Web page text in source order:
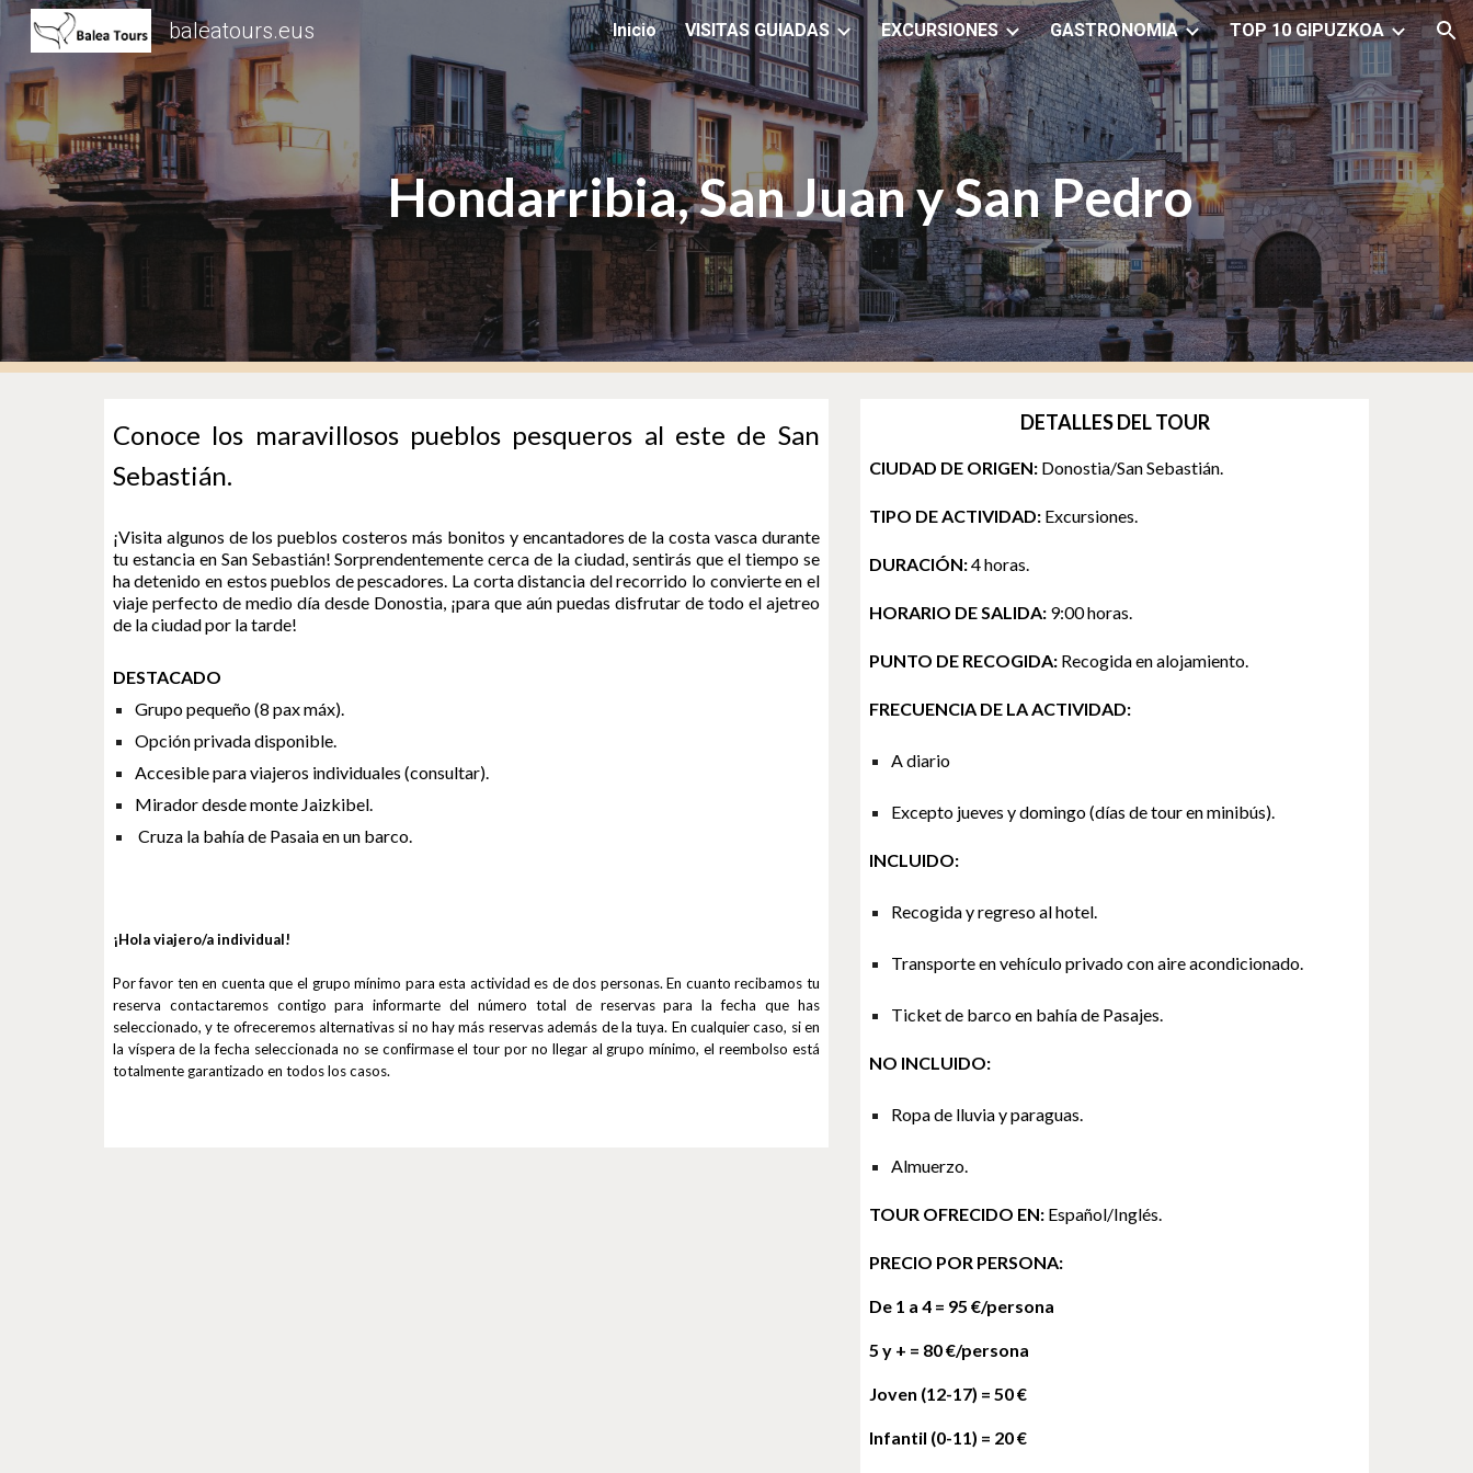
Skip to main content Skip to navigation
baleatours.eus Inicio VISITAS GUIADAS EXCURSIONES GASTRONOMIA TOP 10 GIPUZKOA
Hondarribia, San Juan y San Pedro
Conoce los maravillosos pueblos pesqueros al este de San
Sebastián.
¡Visita algunos de los pueblos costeros más bonitos y encantadores de la costa vasca durante
tu estancia en San Sebastián! Sorprendentemente cerca de la ciudad, sentirás que el tiempo se
ha detenido en estos pueblos de pescadores. La corta distancia del recorrido lo convierte en el
viaje perfecto de medio día desde Donostia, ¡para que aún puedas disfrutar de todo el ajetreo
de la ciudad por la tarde!
DESTACADO
Grupo pequeño (8 pax máx).
Opción privada disponible.
Accesible para viajeros individuales (consultar).
Mirador desde monte Jaizkibel.
Cruza la bahía de Pasaia en un barco.
¡Hola viajero/a individual!
Por favor ten en cuenta que el grupo mínimo para esta actividad es de dos personas. En cuanto recibamos tu
reserva contactaremos contigo para informarte del número total de reservas para la fecha que has
seleccionado, y te ofreceremos alternativas si no hay más reservas además de la tuya. En cualquier caso, si en
la víspera de la fecha seleccionada no se confirmase el tour por no llegar al grupo mínimo, el reembolso está
totalmente garantizado en todos los casos.
DETALLES DEL TOUR
CIUDAD DE ORIGEN: Donostia/San Sebastián.
TIPO DE ACTIVIDAD: Excursiones.
DURACIÓN:4 horas.
HORARIO DE SALIDA: 9:00 horas.
PUNTO DE RECOGIDA: Recogida en alojamiento.
FRECUENCIA DE LA ACTIVIDAD:
A diario
Excepto jueves y domingo (días de tour en minibús).
INCLUIDO:
Recogida y regreso al hotel.
Transporte en vehículo privado con aire acondicionado.
Ticket de barco en bahía de Pasajes.
NO INCLUIDO:
Ropa de lluvia y paraguas.
Almuerzo.
TOUR OFRECIDO EN: Español/Inglés.
PRECIO POR PERSONA:
De 1 a 4 = 95 €/persona
5 y + = 80 €/persona
Joven (12-17) = 50 €
Infantil (0-11) = 20 €